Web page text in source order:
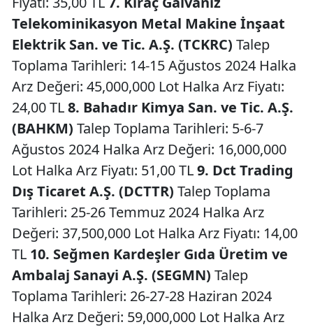
Telekominikasyon Metal Makine İnşaat
Elektrik San. ve Tic. A.Ş. (TCKRC) Talep
Toplama Tarihleri: 14-15 Ağustos 2024 Halka
Arz Değeri: 45,000,000 Lot Halka Arz Fiyatı:
24,00 TL8. Bahadır Kimya San. ve Tic. A.Ş.
(BAHKM) Talep Toplama Tarihleri: 5-6-7
Ağustos 2024 Halka Arz Değeri: 16,000,000
Lot Halka Arz Fiyatı: 51,00 TL9. Dct Trading
Dış Ticaret A.Ş. (DCTTR) Talep Toplama
Tarihleri: 25-26 Temmuz 2024 Halka Arz
Değeri: 37,500,000 Lot Halka Arz Fiyatı: 14,00
TL 10. Seğmen Kardeşler Gıda Üretim ve
Ambalaj Sanayi A.Ş. (SEGMN) Talep
Toplama Tarihleri: 26-27-28 Haziran 2024
Halka Arz Değeri: 59,000,000 Lot Halka Arz